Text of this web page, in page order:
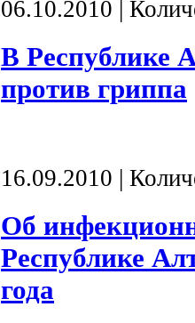
06.10.2010 |
В Республике
против гриппа
16.09.2010 |
Об
Республике
года